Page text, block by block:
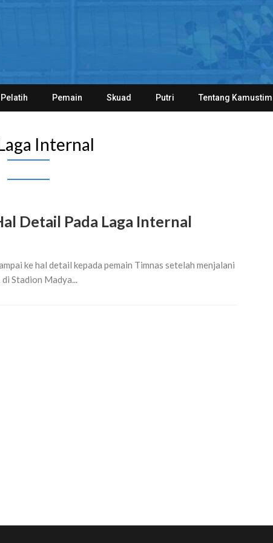
Pelatih Pemain Skuad Putri Tentang
Internal
Detail Pada Laga Internal
ke hal detail kepada pemain Timnas setelah menjalani
Stadion Madya...